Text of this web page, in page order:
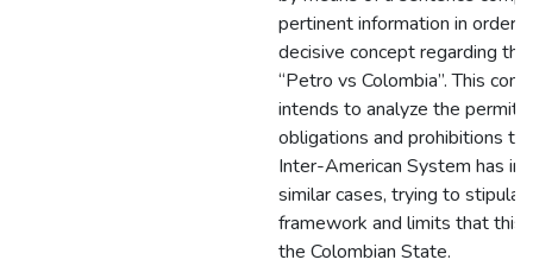
pertinent information in order
decisive concept regarding
“Petro vs Colombia”. This
intends to analyze the permits,
obligations and prohibitions
Inter-American System has
similar cases, trying to
framework and limits that this
the Colombian State.